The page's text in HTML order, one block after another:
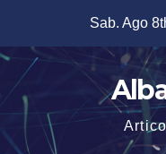
contenuto
Sab. Ago